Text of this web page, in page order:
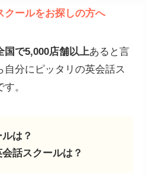
クールをお探しの方へ
国で5,000店舗以上あると言
分にピッタリの英会話ス
。
は？
話スクールは？